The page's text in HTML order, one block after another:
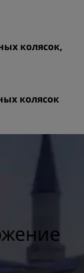
колясок,
колясок